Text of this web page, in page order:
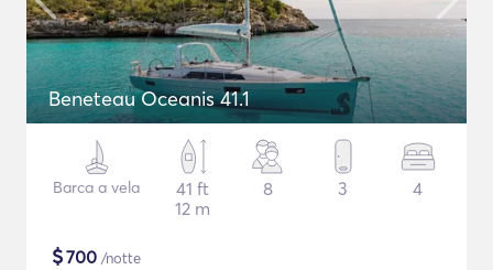
Beneteau Oceanis 41.1
Barca a vela
41 ft
12 m
8 3 4
$700 /notte